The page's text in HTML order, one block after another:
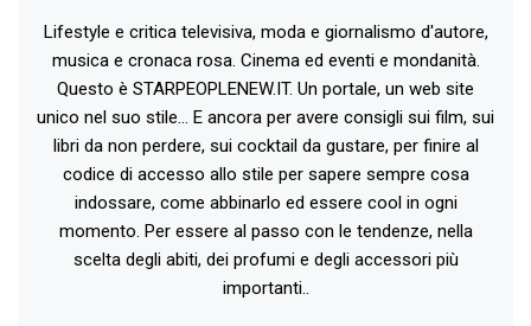
Lifestyle e critica televisiva, moda e giornalismo d'autore,
musica e cronaca rosa. Cinema ed eventi e mondanità.
Questo è STARPEOPLENEW.IT. Un portale, un web site
unico nel suo stile... E ancora per avere consigli sui film, sui
libri da non perdere, sui cocktail da gustare, per finire al
codice di accesso allo stile per sapere sempre cosa
indossare, come abbinarlo ed essere cool in ogni
momento. Per essere al passo con le tendenze, nella
scelta degli abiti, dei profumi e degli accessori più
importanti..